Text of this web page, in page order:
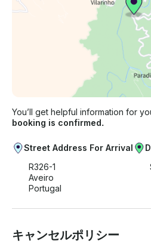
You’ll get helpful information for
booking is confirmed.
Street Address For Arrival
R326-1
Aveiro
Portugal
キャンセルポリシー